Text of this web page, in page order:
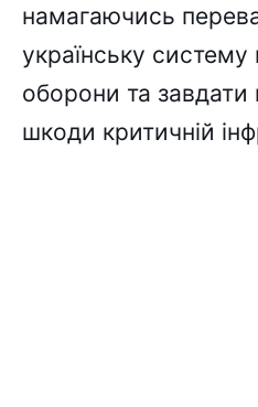
намагаючись
українську систему
оборони та завдати
шкоди критичній